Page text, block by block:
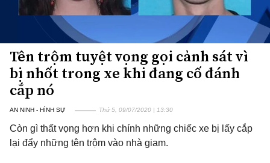
Tên trộm tuyệt vọng gọi cảnh sát vì
bị nhốt trong xe khi đang cố đánh
cắp nó
AN NINH - HÌNH SỰ Thứ 5, 09/07/2020 | 13:30
Còn gì thất vọng hơn khi chính những chiếc xe bị lấy cắp
lại đẩy những tên trộm vào nhà giam.